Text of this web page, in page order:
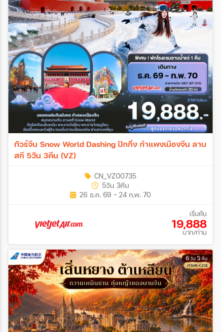
ทัวร์จีน Snow World Dashing ปักกิ่ง กำแพงเมืองจีน ลาน
สกี 5วัน 3คืน (VZ)
CN_VZ00735
5วัน 3คืน
26 ธ.ค. 69 - 24 ก.พ. 70
เริ่มต้น
19,888
บาท/ท่าน